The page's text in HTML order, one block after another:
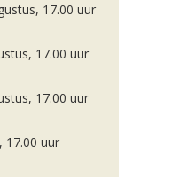
17.00 uur
17.00 uur
17.00 uur
17.00 uur